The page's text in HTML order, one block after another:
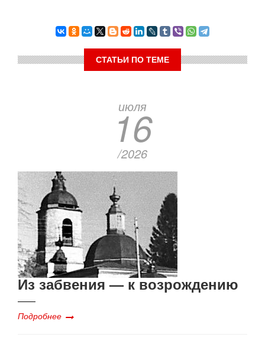
СТАТЬИ ПО ТЕМЕ
июля
16
/2026
Из забвения — к возрождению
Подробнее